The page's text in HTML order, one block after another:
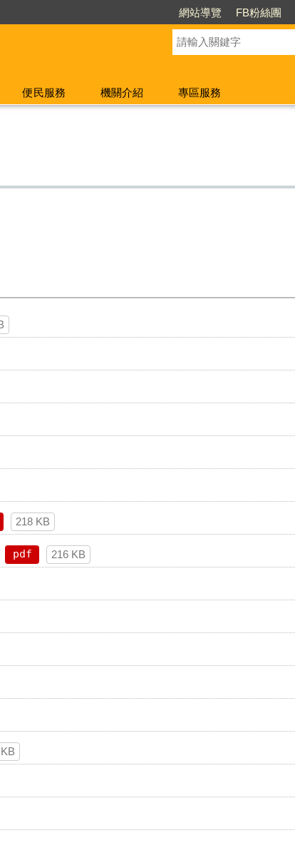
網站導覽 FB粉絲團
便民服務 機關介紹
專區服務
218 KB
pdf 216 KB